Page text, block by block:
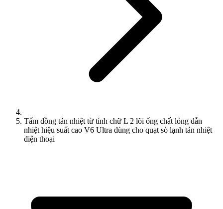
Tấm đồng tản nhiệt từ tính chữ L 2 lõi ống chất lỏng dẫn
nhiệt hiệu suất cao V6 Ultra dùng cho quạt sò lạnh tản nhiệt
điện thoại